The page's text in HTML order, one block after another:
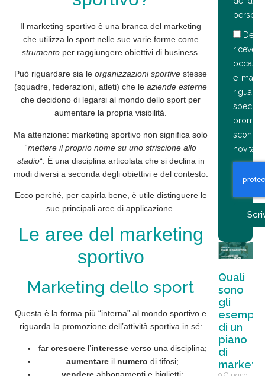
Il marketing sportivo è una branca del marketing
che utilizza lo sportnelle sue varie forme come
strumentoper raggiungere obiettivi di business.
Può riguardare sia leorganizzazioni sportive stesse
(squadre, federazioni, atleti) che leaziende esterne
che decidono di legarsi al mondo dello sport per
aumentare la propria visibilità.
Ma attenzione: marketing sportivo non significa solo
“mettere il proprio nome su uno striscione allo
stadio“. È una disciplina articolata che si declina in
modi diversi a seconda degli obiettivi e del contesto.
Ecco perché, per capirla bene, è utile distinguere le
sue principaliaree diapplicazione
Le aree del marketing
sportivo
Marketing dello sport
Questa è la forma più “interna” al mondo sportivo e
riguarda lapromozionedell’attività sportiva in sé:
far crescerel’interesseverso una disciplina;
aumentare il numero di tifosi;
ricevere
e-mail
speciali
sconti,
novità
Quali
sono
gli
esempi
di un
piano
di